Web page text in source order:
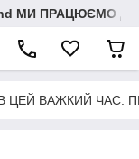
МИ ПРАЦЮЄМО
ВАЖКИЙ ЧАС.